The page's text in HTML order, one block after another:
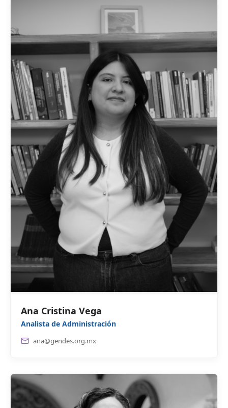
Ana Cristina Vega
Analista de Administración
ana@gendes.org.mx